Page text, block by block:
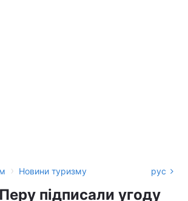
› Новини туризму рус
підписали угоду